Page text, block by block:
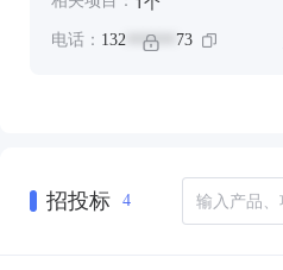
电话： 132 ****** 73
招投标 4